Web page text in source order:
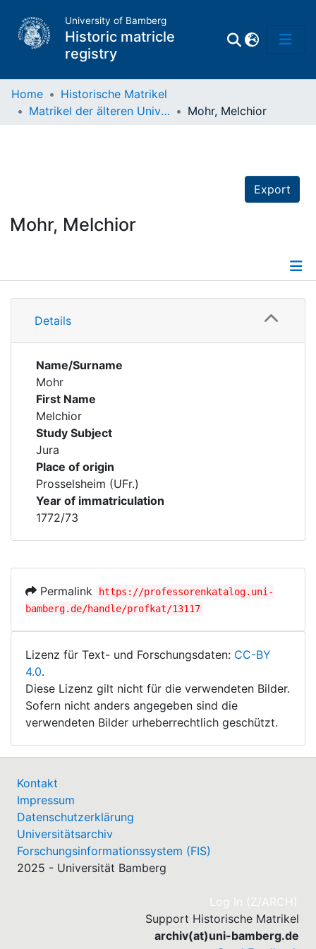
University of Bamberg
Historic matricle
registry
Home
Historische Matrikel
Matrikel der älteren Universität
Mohr, Melchior
Export
Mohr, Melchior
Details
Details
Name/Surname
Mohr
First Name
Melchior
Study Subject
Jura
Place of origin
Prosselsheim (UFr.)
Year of immatriculation
1772/73
Permalink
https://professorenkatalog.uni-
bamberg.de/handle/profkat/13117
Lizenz für Text- und Forschungsdaten: CC-BY
4.0.
Diese Lizenz gilt nicht für die verwendeten Bilder.
Sofern nicht anders angegeben sind die
verwendeten Bilder urheberrechtlich geschützt.
Kontakt
Impressum
Datenschutzerklärung
Universitätsarchiv
Forschungsinformationssystem (FIS)
2025 - Universität Bamberg
Log In (Z/ARCH)
Support Historische Matrikel
archiv(at)uni-bamberg.de